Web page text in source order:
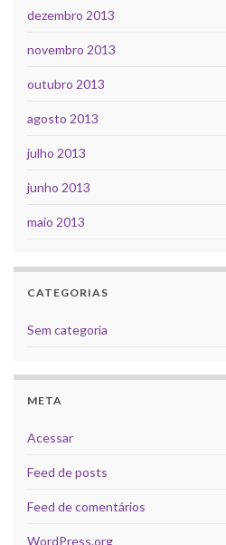
dezembro 2013
novembro 2013
outubro 2013
agosto 2013
julho 2013
junho 2013
maio 2013
CATEGORIAS
Sem categoria
META
Acessar
Feed de posts
Feed de comentários
WordPress.org